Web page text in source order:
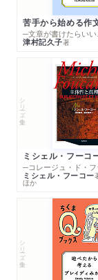
苦手から始める作
─文章が書けたらいい
津村記久子著
シリーズ・全集
ミシェル・フーコー
ほか
シリーズ・全集